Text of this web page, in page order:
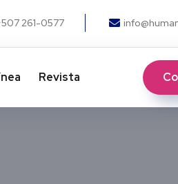
261-0577
Revista